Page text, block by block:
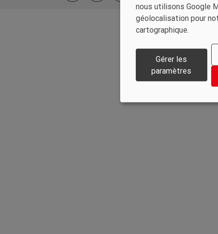
nous utilisons Google
géolocalisation pour
cartographique.
Gérer les
paramètres